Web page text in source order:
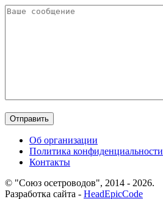
Об организации
Политика конфиденциальности
Контакты
© "Союз осетроводов", 2014 - 2026.
Разработка сайта - HeadEpicCode